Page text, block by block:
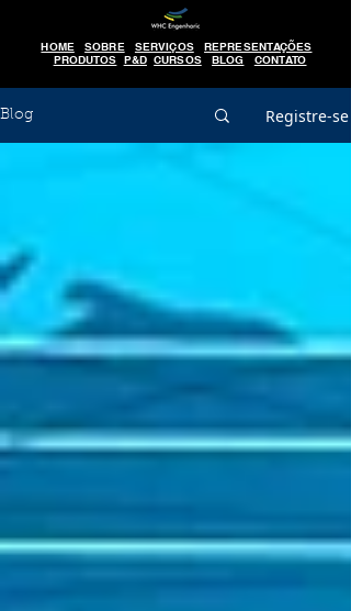
HOME SOBRE SERVIÇOS
REPRESENTAÇÕES
PRODUTOS P&D CURSOS BLOG CONTATO
Blog Registre-se